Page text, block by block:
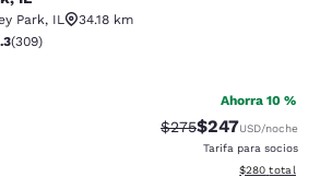
Park, IL
34.18 km
de 3.33 estrellas. Bueno. 309 reseñas
(309)
Ahorra 10 %
Precio tachado:
$275Precio con
$247USD/noche
Tarifa para socios
Ver detalles
$280 total